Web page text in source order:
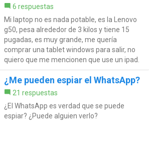
6 respuestas
Mi laptop no es nada potable, es la Lenovo
g50, pesa alrededor de 3 kilos y tiene 15
pugadas, es muy grande, me quería
comprar una tablet windows para salir, no
quiero que me mencionen que use un ipad.
¿Me pueden espiar el WhatsApp?
21 respuestas
¿El WhatsApp es verdad que se puede
espiar? ¿Puede alguien verlo?